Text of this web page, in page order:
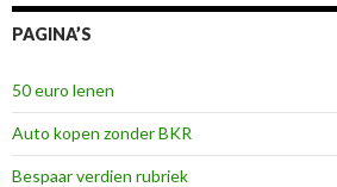
PAGINA’S
50 euro lenen
Auto kopen zonder BKR
Bespaar verdien rubriek